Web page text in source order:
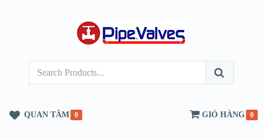
QUAN TÂM 0 GIỎ HÀNG 0